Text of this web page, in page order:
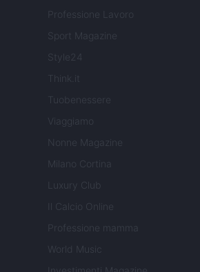
Professione Lavoro
Sport Magazine
Style24
Think.it
Tuobenessere
Viaggiamo
Nonne Magazine
Milano Cortina
Luxury Club
Il Calcio Online
Professione mamma
World Music